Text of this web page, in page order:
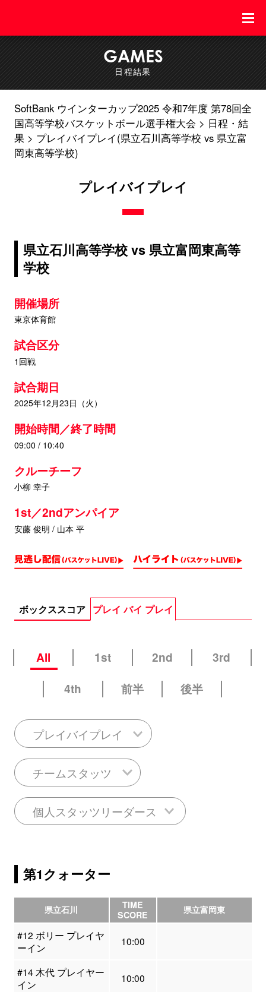
GAMES
日程結果
SoftBank ウインターカップ2025 令和7年度 第78回全
国高等学校バスケットボール選手権大会
日程・結
果
プレイバイプレイ(県立石川高等学校 vs 県立富
岡東高等学校)
プレイバイプレイ
県立石川高等学校 vs 県立富岡東高等
学校
開催場所
東京体育館
試合区分
1回戦
試合期日
2025年12月23日（火）
開始時間／終了時間
09:00 / 10:40
クルーチーフ
小柳 幸子
1st／2ndアンパイア
安藤 俊明 / 山本 平
ボックススコア プレイ バイ プレイ
All 1st 2nd
3rd
4th
前半 後半
プレイバイプレイ
チームスタッツ
個人スタッツリーダース
第1クォーター
県立石川
TIME
SCORE
県立富岡東
#12 ボリー プレイヤ
ーイン
10:00
#14 木代 プレイヤー
イン
10:00